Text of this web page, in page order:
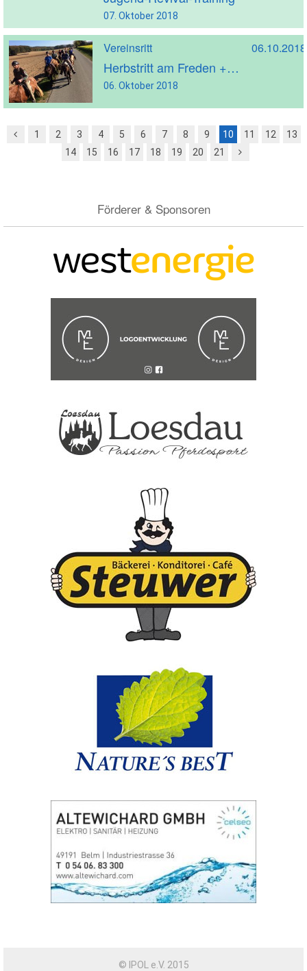
07. Oktober 2018
Vereinsritt
Herbstritt am Freden + Nachbericht + Fotos
06. Oktober 2018
1 2 3 4 5 6 7 8 9 10 11 12
13
14
15 16 17 18 19 20 21
Förderer & Sponsoren
© IPOL e.V. 2015